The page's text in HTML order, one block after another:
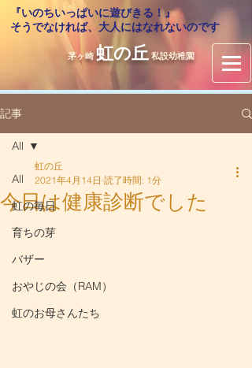
『いのちいっぱいに遊びきる！』
​そうでなければ、大人にはなれないのです
茅ヶ崎 虹の丘 私設幼稚園
記事
All
虹の毎日
育ちの芽
バザー
おやじの会（RAM）
虹のお母さんたち
All
今日は健康診断でした
虹の丘
2021年4月14日 読了時間: 1分